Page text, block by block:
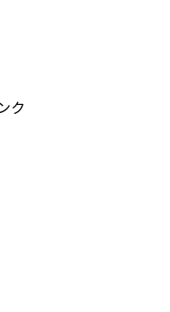
ク